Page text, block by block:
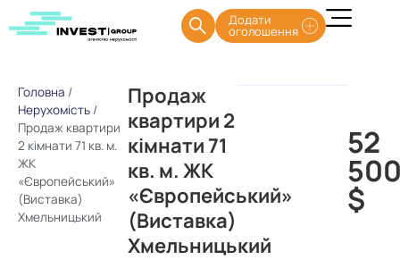
Додати
оголошення
Головна /
Нерухомість /
Продаж квартири
2 кімнати 71 кв. м.
ЖК
«Європейський»
(Виставка)
Хмельницький
Продаж
квартири 2
кімнати 71
кв. м. ЖК
«Європейський»
(Виставка)
Хмельницький
52
$